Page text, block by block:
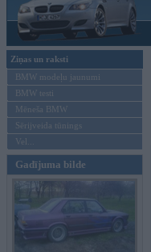
Ziņas un raksti
BMW modeļu jaunumi
BMW testi
Mēneša BMW
Sērijveida tūnings
Vel...
Gadījuma bilde